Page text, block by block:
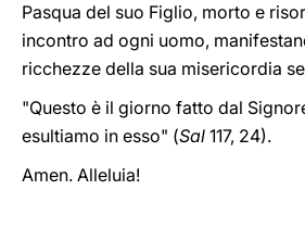
Pasqua del suo Figlio, morto e
incontro ad ogni uomo,
ricchezze della sua misericordia
"Questo è il giorno fatto dal
esultiamo in esso" (Sal 117, 24).
Amen. Alleluia!